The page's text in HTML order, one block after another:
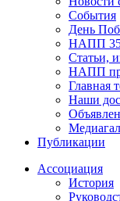
События
День
НАПП 35
Статьи,
НАПП
Главная
Наши
Публикации
Ассоциация
История